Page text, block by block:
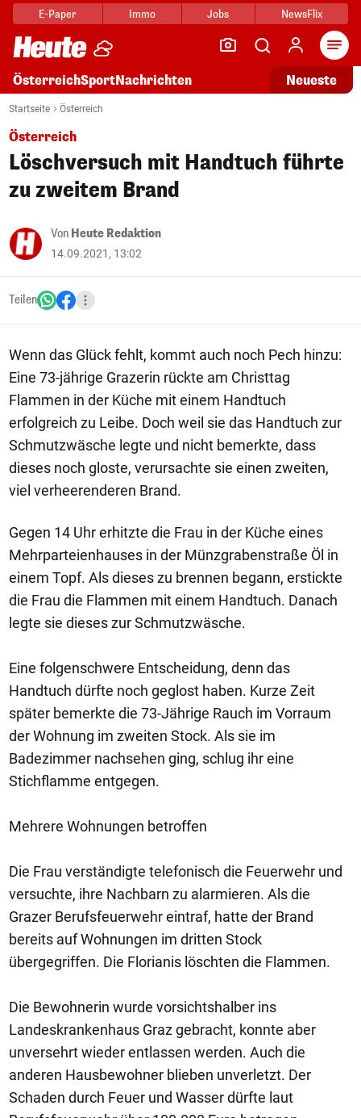
E-Paper Immo Jobs NewsFlix
ÖsterreichSportNachrichten Neueste
Startseite Österreich
Österreich
Löschversuch mit Handtuch führte
zu zweitem Brand
Von Heute Redaktion
14.09.2021, 13:02
Teilen
Wenn das Glück fehlt, kommt auch noch Pech hinzu:
Eine 73-jährige Grazerin rückte am Christtag
Flammen in der Küche mit einem Handtuch
erfolgreich zu Leibe. Doch weil sie das Handtuch zur
Schmutzwäsche legte und nicht bemerkte, dass
dieses noch gloste, verursachte sie einen zweiten,
viel verheerenderen Brand.
Gegen 14 Uhr erhitzte die Frau in der Küche eines
Mehrparteienhauses in der Münzgrabenstraße Öl in
einem Topf. Als dieses zu brennen begann, erstickte
die Frau die Flammen mit einem Handtuch. Danach
legte sie dieses zur Schmutzwäsche.
Eine folgenschwere Entscheidung, denn das
Handtuch dürfte noch geglost haben. Kurze Zeit
später bemerkte die 73-Jährige Rauch im Vorraum
der Wohnung im zweiten Stock. Als sie im
Badezimmer nachsehen ging, schlug ihr eine
Stichflamme entgegen.
Mehrere Wohnungen betroffen
Die Frau verständigte telefonisch die Feuerwehr und
versuchte, ihre Nachbarn zu alarmieren. Als die
Grazer Berufsfeuerwehr eintraf, hatte der Brand
bereits auf Wohnungen im dritten Stock
übergegriffen. Die Florianis löschten die Flammen.
Die Bewohnerin wurde vorsichtshalber ins
Landeskrankenhaus Graz gebracht, konnte aber
unversehrt wieder entlassen werden. Auch die
anderen Hausbewohner blieben unverletzt. Der
Schaden durch Feuer und Wasser dürfte laut